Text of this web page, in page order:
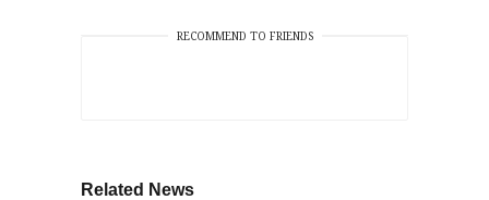
RECOMMEND TO FRIENDS
Related News